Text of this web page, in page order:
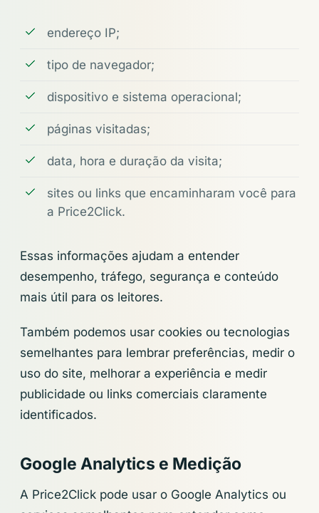
endereço IP;
tipo de navegador;
dispositivo e sistema operacional;
páginas visitadas;
data, hora e duração da visita;
sites ou links que encaminharam você para
a Price2Click.
Essas informações ajudam a entender
desempenho, tráfego, segurança e conteúdo
mais útil para os leitores.
Também podemos usar cookies ou tecnologias
semelhantes para lembrar preferências, medir o
uso do site, melhorar a experiência e medir
publicidade ou links comerciais claramente
identificados.
Google Analytics e Medição
A Price2Click pode usar o Google Analytics ou